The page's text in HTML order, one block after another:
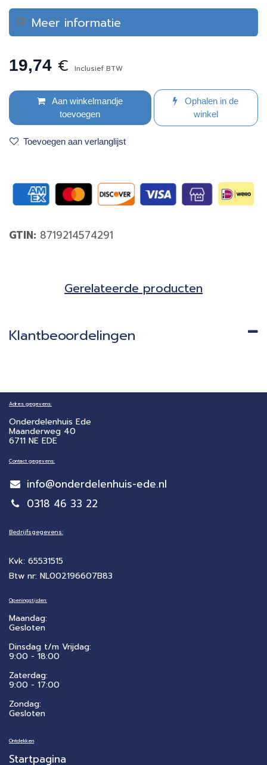
Meer informatie
19,74 € Inclusief BTW
Aan winkelmandje
toevoegen
Ophalen in de
winkel
Toevoegen aan verlanglijst
GTIN: 8719214574291
Gerela​teerde producten​
Klantbeoordelingen
Adres gegevens:
Onderdelenhuis Ede
Maanderweg 40
6711 NE EDE
Contact gegevens:
info@onderdelenhuis-ede.nl
0318 46 33 22
Bedrijfsgegevens:
Kvk: 65531515
Btw nr: NL002196607B83
Openingstijden:
Maandag:
Gesloten
Dinsdag t/m Vrijdag:
9:00 - 18:00
Zaterdag:
​9:00 - 17:00
Zondag:
Gesloten
Ontdekken
Startpagina